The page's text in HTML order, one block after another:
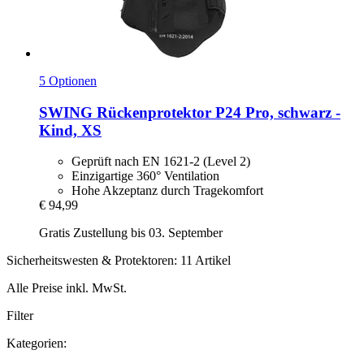
5 Optionen
SWING Rückenprotektor P24 Pro, schwarz -​
Kind, XS
Geprüft nach EN 1621-2 (Level 2)
Einzigartige 360° Ventilation
Hohe Akzeptanz durch Tragekomfort
€ 94,99
Gratis Zustellung bis 03. September
Sicherheitswesten & Protektoren: 11 Artikel
Alle Preise inkl. MwSt.
Filter
Kategorien: